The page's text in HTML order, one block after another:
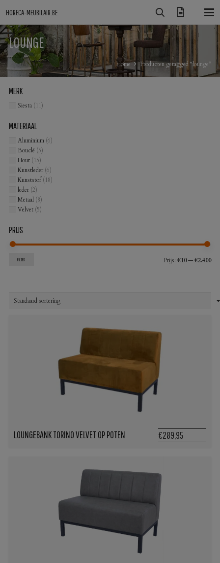
HORECA-MEUBILAIR.BE
LOUNGE
Home Producten getagged “lounge”
MERK
Siesta (11)
MATERIAAL
Aluminium (6)
Bouclé (5)
Hout (15)
Kunstleder (6)
Kunststof (18)
leder (2)
Metaal (8)
Velvet (5)
PRIJS
FILTER Prijs: €10—€2.400
LOUNGEBANK TORINO VELVET OP POTEN €289,95